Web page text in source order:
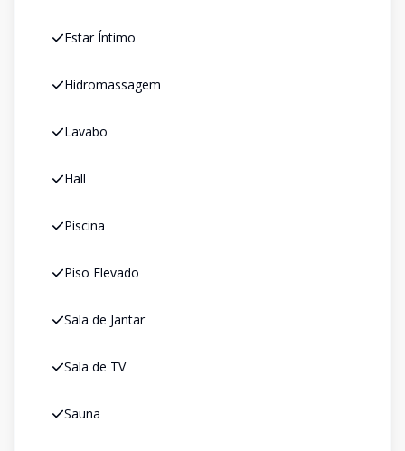
Estar Íntimo
Hidromassagem
Lavabo
Hall
Piscina
Piso Elevado
Sala de Jantar
Sala de TV
Sauna